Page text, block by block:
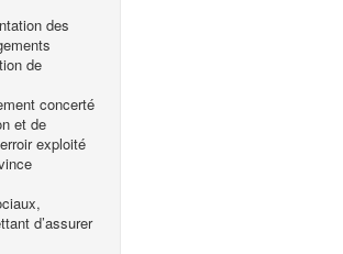
des
de
concerté
et de
exploité
d’assurer